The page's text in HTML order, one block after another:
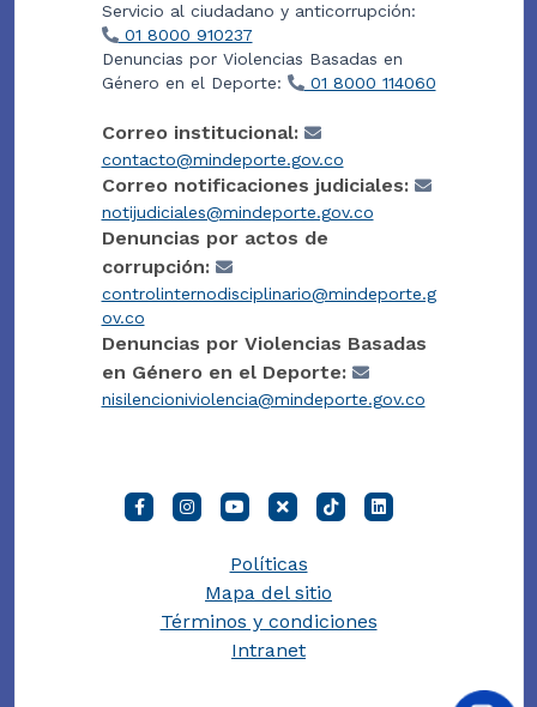
Servicio al ciudadano y anticorrupción:
01 8000 910237
Denuncias por Violencias Basadas en
Género en el Deporte:
01 8000 114060
Correo institucional:
contacto@mindeporte.gov.co
Correo notificaciones judiciales:
notijudiciales@mindeporte.gov.co
Denuncias por actos de
corrupción:
controlinternodisciplinario@mindeporte.g
ov.co
Denuncias por Violencias Basadas
en Género en el Deporte:
nisilencioniviolencia@mindeporte.gov.co
Políticas
Mapa del sitio
Términos y condiciones
Intranet